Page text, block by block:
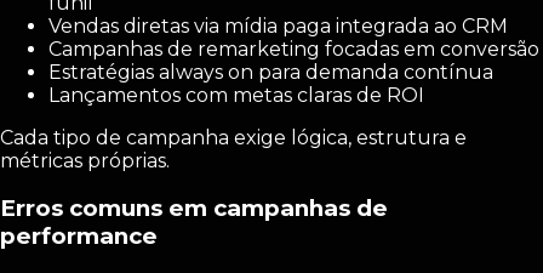
Vendas diretas via mídia paga integrada ao CRM
Campanhas de remarketing focadas em conversão
Estratégias always on para demanda contínua
Lançamentos com metas claras de ROI
Cada tipo de campanha exige lógica, estrutura e
métricas próprias.
Erros comuns em campanhas de
performance